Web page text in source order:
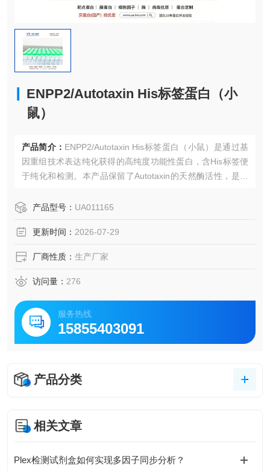
ENPP2/Autotaxin His标签蛋白（小
鼠）
产品简介： ENPP2/Autotaxin His标签蛋白（小鼠）是通过基
因重组技术表达纯化获得的高纯度功能性蛋白，含His标签便
于纯化和检测。本产品保留了Autotaxin的天然酶活性，是研
产品型号： UA011165
更新时间： 2026-07-29
厂商性质： 生产厂家
访问量： 276
服务热线
15855403091
产品分类
相关文章
Plex检测试剂盒如何实现多因子同步分析？